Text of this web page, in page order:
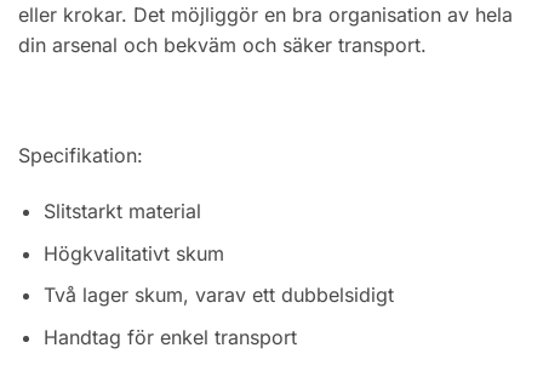
eller krokar. Det möjliggör en bra organisation av hela
din arsenal och bekväm och säker transport.
Specifikation:
Slitstarkt material
Högkvalitativt skum
Två lager skum, varav ett dubbelsidigt
Handtag för enkel transport